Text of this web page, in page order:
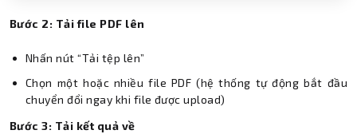
Bước 2: Tải file PDF lên
Nhấn nút “Tải tệp lên”
Chọn một hoặc nhiều file PDF (hệ thống tự động bắt đầu
chuyển đổi ngay khi file được upload)
Bước 3: Tải kết quả về